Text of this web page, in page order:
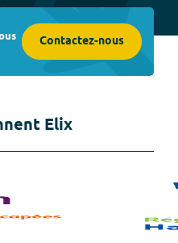
Contactez-nous
Elix